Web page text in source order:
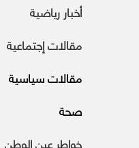
أخبار رياضية
مقالات إجتماعية
مقالات سياسية
صحة
خواطر عين الوطن